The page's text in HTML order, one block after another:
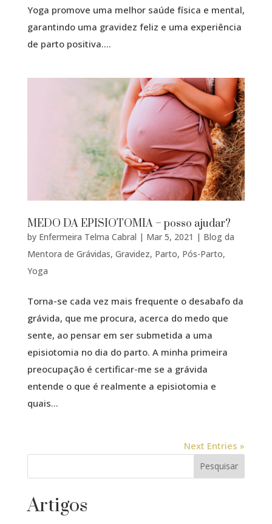
Yoga promove uma melhor saúde física e mental,
garantindo uma gravidez feliz e uma experiência
de parto positiva....
MEDO DA EPISIOTOMIA – posso ajudar?
by Enfermeira Telma Cabral | Mar 5, 2021 | Blog da
Mentora de Grávidas, Gravidez, Parto, Pós-Parto,
Yoga
Torna-se cada vez mais frequente o desabafo da
grávida, que me procura, acerca do medo que
sente, ao pensar em ser submetida a uma
episiotomia no dia do parto. A minha primeira
preocupação é certificar-me se a grávida
entende o que é realmente a episiotomia e
quais...
Next Entries »
Pesquisar
Artigos